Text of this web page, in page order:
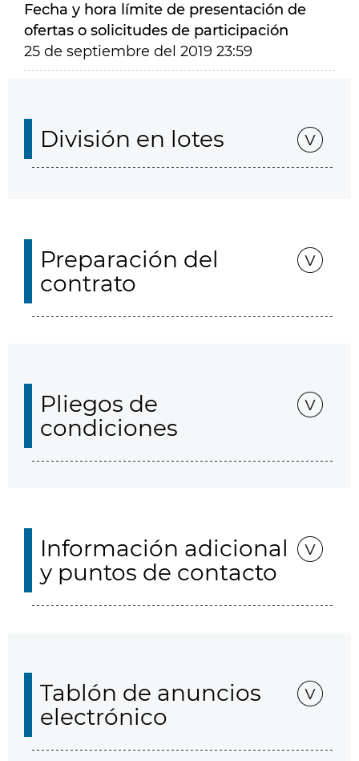
Fecha y hora límite de presentación de
ofertas o solicitudes de participación
25 de septiembre del 2019 23:59
División en lotes
Preparación del
contrato
Pliegos de
condiciones
Información adicional
y puntos de contacto
Tablón de anuncios
electrónico